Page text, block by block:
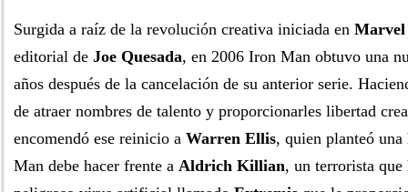
Surgida a raíz de la revolución creativa iniciada en Marvel
editorial de Joe Quesada, en 2006 Iron Man obtuvo una
años después de la cancelación de su anterior serie.
de atraer nombres de talento y proporcionarles libertad
encomendó ese reinicio a Warren Ellis, quien planteó
Man debe hacer frente a Aldrich Killian, un terrorista que